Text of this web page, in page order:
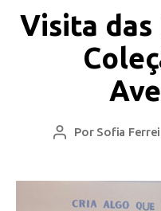
Visita das
Por Sofia